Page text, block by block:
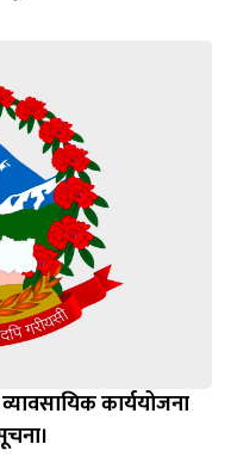
कार्ययोजना